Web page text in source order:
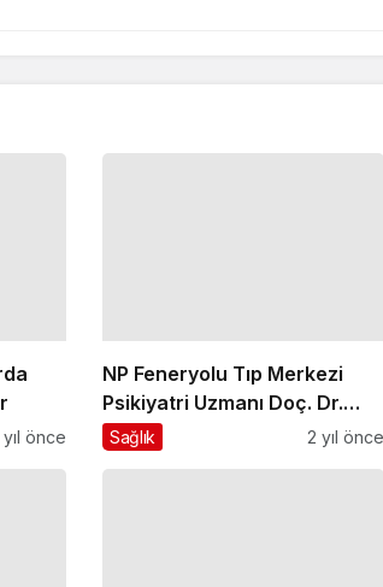
önce
Psikiyatri Uzmanı Doç. Dr.
Serdar Nurmedov ile 27 Mart
Çarşamba günü
gerçekleştirilecek webinarın
Sağlık